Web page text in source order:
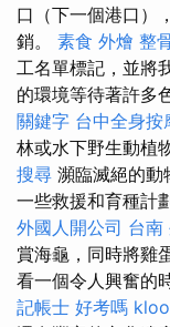
口（下一個港口）
銷。 素食 外燴 整
工名單標記，並將
的環境等待著許多
關鍵字 台中全身按
林或水下野生動植
搜尋 瀕臨滅絕的動
一些救援和育種計
外國人開公司 台南
賞海龜，同時將雞
看一個令人興奮的
記帳士 好考嗎